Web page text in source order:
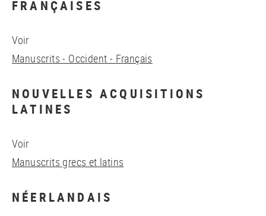
FRANÇAISES
Voir
Manuscrits - Occident - Français
NOUVELLES ACQUISITIONS
LATINES
Voir
Manuscrits grecs et latins
NÉERLANDAIS